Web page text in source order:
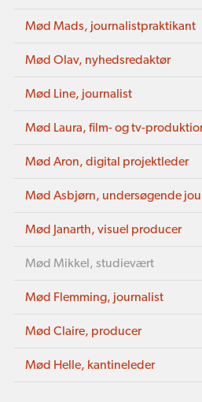
Mød Mads, journalistpraktikant
Mød Olav, nyhedsredaktør
Mød Line, journalist
Mød Laura, film- og tv-
Mød Aron, digital projektleder
Mød Asbjørn, undersøgende
Mød Janarth, visuel producer
Mød Mikkel, studievært
Mød Flemming, journalist
Mød Claire, producer
Mød Helle, kantineleder